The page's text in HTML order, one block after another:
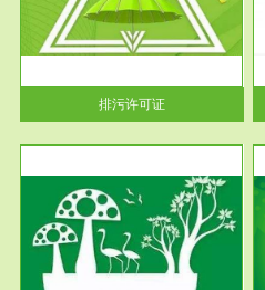
排污许可证
根据《中华人民共和国环境保护
法》第十九条 企业事业单位应
当按照...
服务范围
安全评价